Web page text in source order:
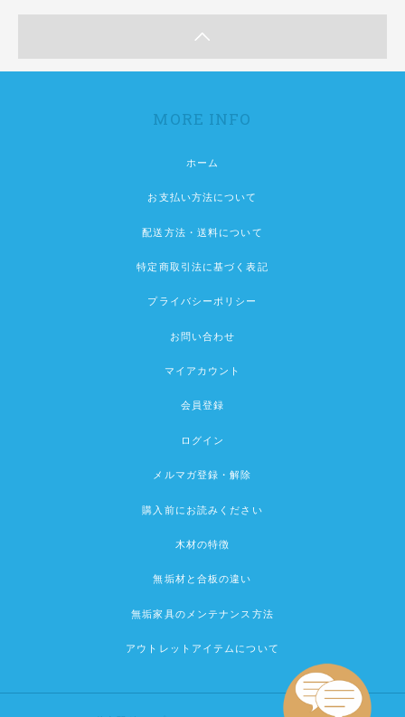
MORE INFO
ホーム
お支払い方法について
配送方法・送料について
特定商取引法に基づく表記
プライバシーポリシー
お問い合わせ
マイアカウント
会員登録
ログイン
メルマガ登録・解除
購入前にお読みください
木材の特徴
無垢材と合板の違い
無垢家具のメンテナンス方法
アウトレットアイテムについて